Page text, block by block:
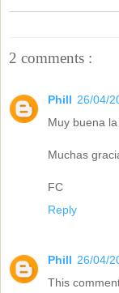
2 comments :
Phill 26/04/
Muy buena
Muchas
FC
Reply
Phill 26/04/
This